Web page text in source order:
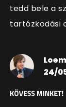
tedd bele a
tartózkodási
24/
KÖVESS MINKET!